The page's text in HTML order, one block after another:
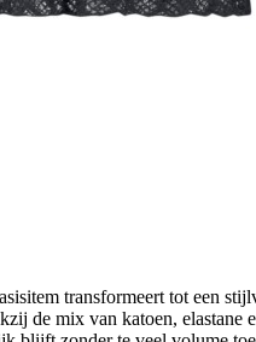
transformeert tot een
de mix van katoen,